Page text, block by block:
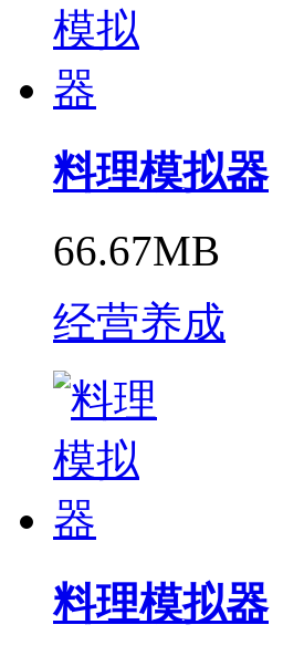
料理模拟器
66.67MB
经营养成
料理模拟器